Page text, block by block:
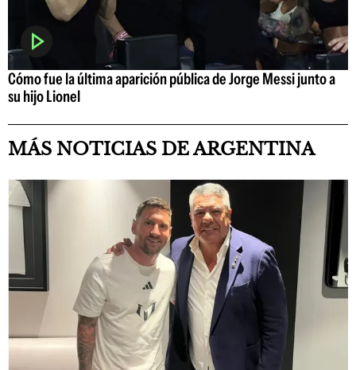
Cómo fue la última aparición pública de Jorge Messi junto a
su hijo Lionel
MÁS NOTICIAS DE ARGENTINA